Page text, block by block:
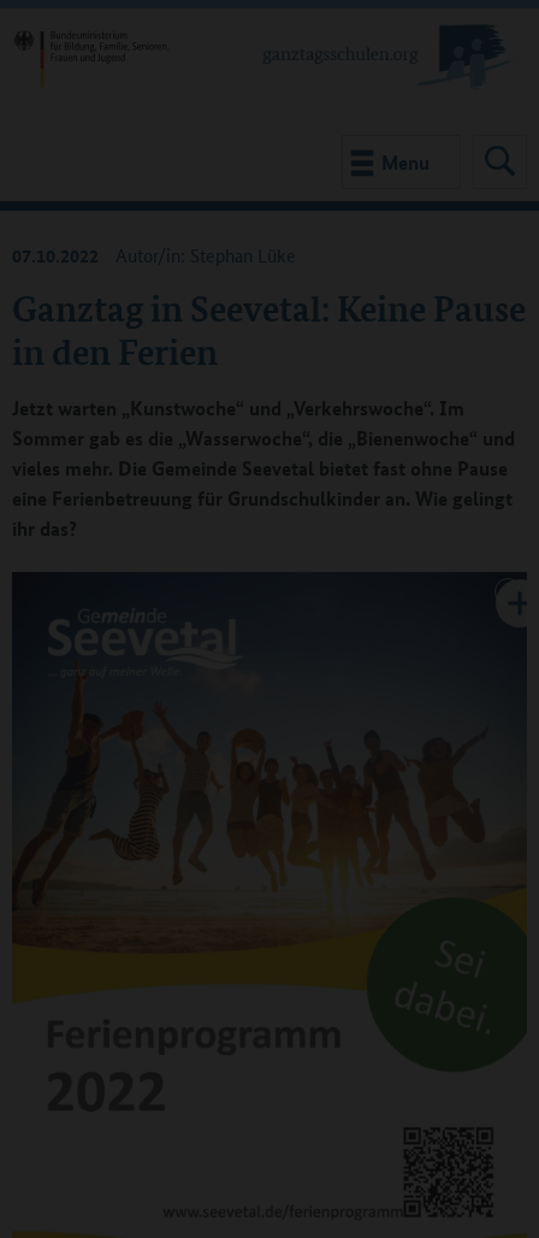
Menu
Ganztag in Seevetal: Keine Pause
in den Ferien
07.10.2022 Autor/in: Stephan Lüke
Jetzt warten „Kunstwoche“ und „Verkehrswoche“. Im
Sommer gab es die „Wasserwoche“, die „Bienenwoche“ und
vieles mehr. Die Gemeinde Seevetal bietet fast ohne Pause
eine Ferienbetreuung für Grundschulkinder an. Wie gelingt
ihr das?